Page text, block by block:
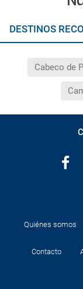
DESTINOS
Cabeco de
Quiénes somos
Contacto